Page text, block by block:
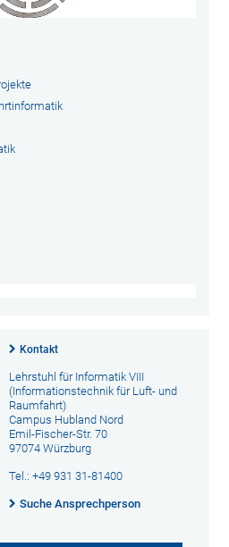
Kontakt
Lehrstuhl für Informatik VIII
(Informationstechnik für Luft- und
Raumfahrt)
Campus Hubland Nord
Emil-Fischer-Str. 70
97074 Würzburg
Tel.: +49 931 31-81400
Suche Ansprechperson